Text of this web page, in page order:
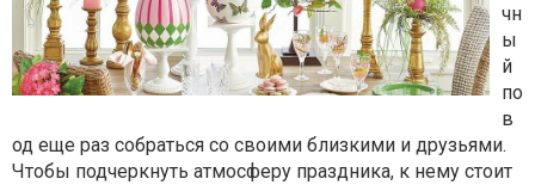
чн
ы
й
по
в
од еще раз собраться со своими близкими и друзьями.
Чтобы подчеркнуть атмосферу праздника, к нему стоит